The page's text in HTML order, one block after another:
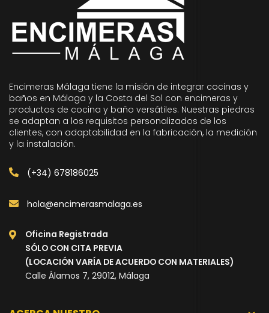
Encimeras Málaga tiene la misión de integrar cocinas y
baños en Málaga y la Costa del Sol con encimeras y
productos de cocina y baño versátiles. Nuestras piedras
se adaptan a los requisitos personalizados de los
clientes, con adaptabilidad en la fabricación, la medición
y la instalación.
(+34) 678186025
hola@encimerasmalaga.es
Oficina Registrada
SÓLO CON CITA PREVIA
(LOCACIÓN VARÍA DE ACUERDO CON MATERIALES)
Calle Álamos 7, 29012, Málaga